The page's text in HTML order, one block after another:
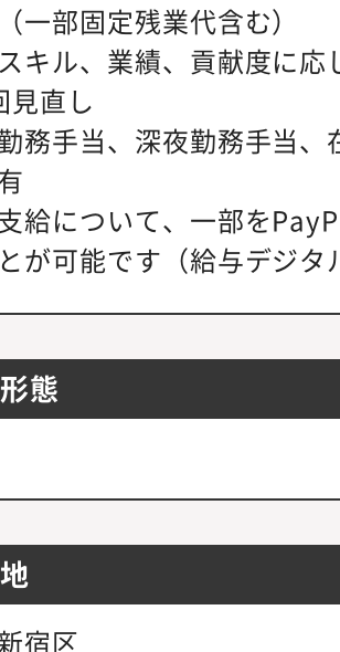
一部固定残業代含む）
キル、業績、貢献度に
見直し
務手当、深夜勤務手当
給について、一部を
が可能です（給与デジタ
態
宿区